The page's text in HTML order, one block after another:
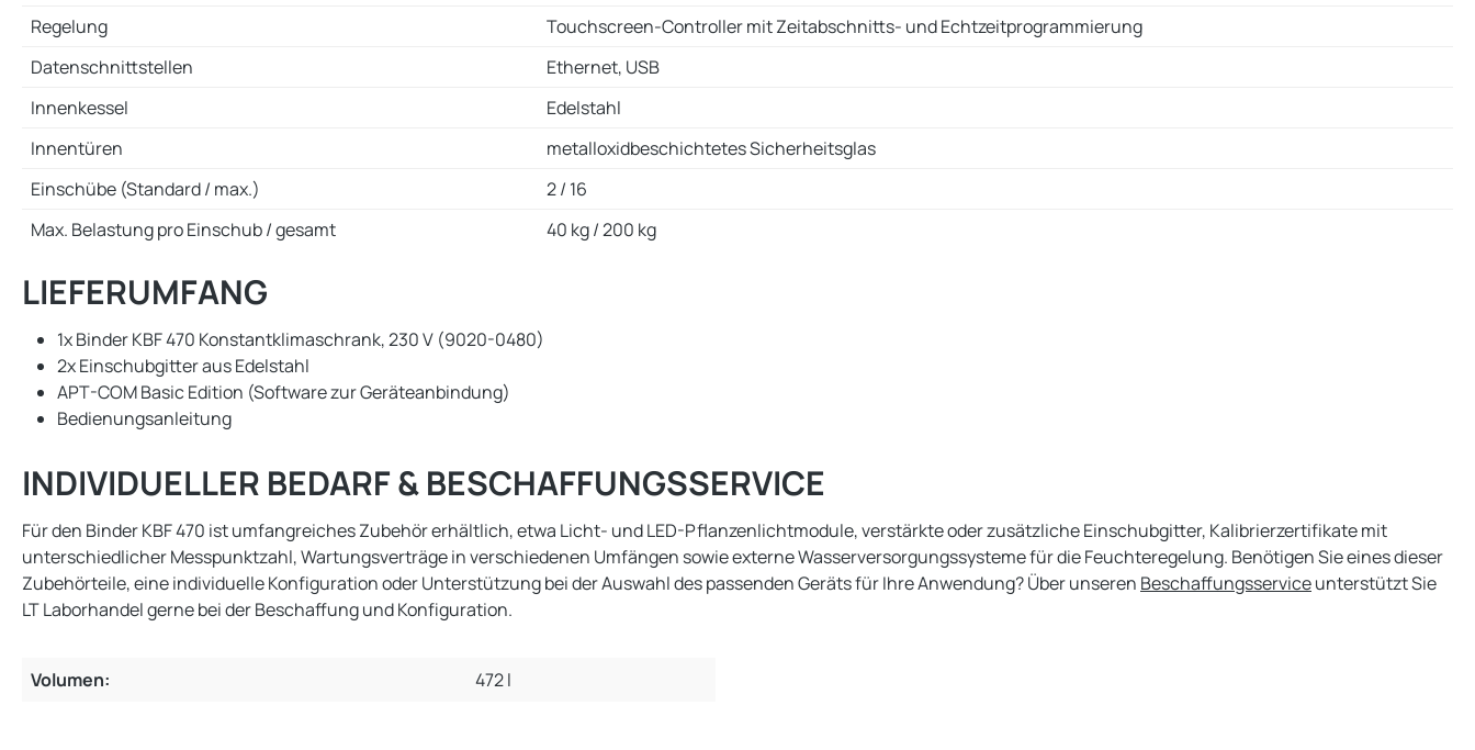
Regelung
Touchscreen-Controller mit Zeitabschnitts- und Echtzeitprogrammierung
Datenschnittstellen
Ethernet, USB
Innenkessel
Edelstahl
Innentüren
metalloxidbeschichtetes Sicherheitsglas
Einschübe (Standard / max.)
2 / 16
Max. Belastung pro Einschub / gesamt
40 kg / 200 kg
LIEFERUMFANG
1x Binder KBF 470 Konstantklimaschrank, 230 V (9020-0480)
2x Einschubgitter aus Edelstahl
APT-COM Basic Edition (Software zur Geräteanbindung)
Bedienungsanleitung
INDIVIDUELLER BEDARF & BESCHAFFUNGSSERVICE
Für den Binder KBF 470 ist umfangreiches Zubehör erhältlich, etwa Licht- und LED-Pflanzenlichtmodule, verstärkte oder zusätzliche Einschubgitter, Kalibrierzertifikate mit
unterschiedlicher Messpunktzahl, Wartungsverträge in verschiedenen Umfängen sowie externe Wasserversorgungssysteme für die Feuchteregelung. Benötigen Sie eines dieser
Zubehörteile, eine individuelle Konfiguration oder Unterstützung bei der Auswahl des passenden Geräts für Ihre Anwendung? Über unseren Beschaffungsserviceunterstützt Sie
LT Laborhandel gerne bei der Beschaffung und Konfiguration.
Volumen: 472 l